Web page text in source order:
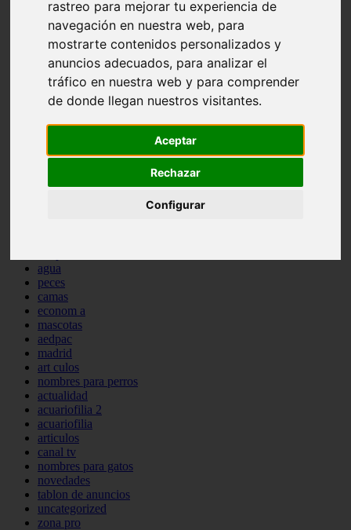
rastreo para mejorar tu experiencia de
navegación en nuestra web, para
mostrarte contenidos personalizados y
anuncios adecuados, para analizar el
tráfico en nuestra web y para comprender
de donde llegan nuestros visitantes.
Aceptar
Rechazar
Configurar
comportamiento
protagonistas
reptiles
abandono
adopci n
ferias
higiene
acuario
comercios
viajar
agua
peces
camas
econom a
mascotas
aedpac
madrid
art culos
nombres para perros
actualidad
acuariofilia 2
acuariofilia
articulos
canal tv
nombres para gatos
novedades
tablon de anuncios
uncategorized
zona pro